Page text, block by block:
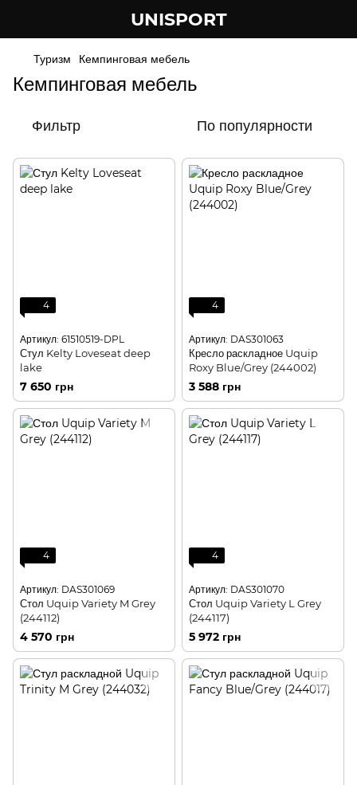
UNISPORT
Туризм Кемпинговая мебель
Кемпинговая мебель
Фильтр По популярности
4
Артикул: 61510519-DPL
Стул Kelty Loveseat deep
lake
7 650 грн
4
Артикул: DAS301063
Кресло раскладное Uquip
Roxy Blue/Grey (244002)
3 588 грн
4
Артикул: DAS301069
Стол Uquip Variety M Grey
(244112)
4 570 грн
4
Артикул: DAS301070
Стол Uquip Variety L Grey
(244117)
5 972 грн